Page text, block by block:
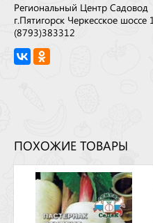
Региональный Центр Садовод
г.Пятигорск Черкесское шоссе 1
(8793)383312
ПОХОЖИЕ ТОВАРЫ